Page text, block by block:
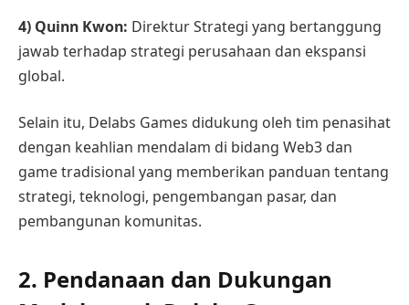
4) Quinn Kwon: Direktur Strategi yang bertanggung
jawab terhadap strategi perusahaan dan ekspansi
global.
Selain itu, Delabs Games didukung oleh tim penasihat
dengan keahlian mendalam di bidang Web3 dan
game tradisional yang memberikan panduan tentang
strategi, teknologi, pengembangan pasar, dan
pembangunan komunitas.
2. Pendanaan dan Dukungan